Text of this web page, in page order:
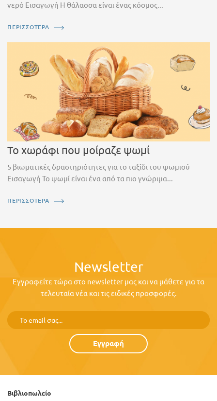
νερό Εισαγωγή Η θάλασσα είναι ένας κόσμος...
ΠΕΡΙΣΣΟΤΕΡΑ
Το χωράφι που μοίραζε ψωμί
5 βιωματικές δραστηριότητες για το ταξίδι του ψωμιού
Εισαγωγή Το ψωμί είναι ένα από τα πιο γνώριμα...
ΠΕΡΙΣΣΟΤΕΡΑ
Newsletter
Εγγραφείτε τώρα στο newsletter μας και να μάθετε για τα
τελευταία νέα και τις ειδικές προσφορές.
Εγγραφή
Βιβλιοπωλείο